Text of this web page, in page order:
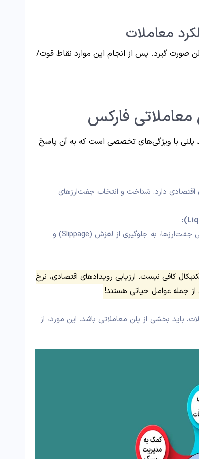
صورت گیرد. پس از انجام این موارد نقاط قوت/
فارکس
پلنی با ویژگی‌های تخصصی است که به آن پاسخ
اقتصادی دارد. شناخت و انتخاب جفت‌ارزهای
انتخاب تایم‌فریم مناسب با توجه به نوسانات روزانه و نقدینگی جفت‌ارزها، به جلوگیری از لغزش (Slippage) و
کافی نیست. ارزیابی رویدادهای اقتصادی، نرخ
باید بخشی از پلن معاملاتی باشد. این مورد، از